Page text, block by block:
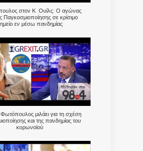
στον Κ. Ουίλς: Ο αγώνας
Παγκοσμιοποίησης σε κρίσιμο
εν μέσω πανδημίας
μιλάει για τη σχέση
και της πανδημίας του
κορωνοϊού